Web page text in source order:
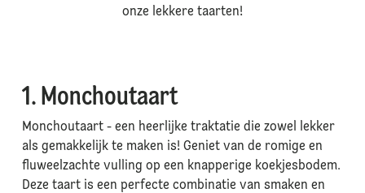
onze lekkere taarten!
1. ⁠Monchoutaart
Monchoutaart - een heerlijke traktatie die zowel lekker
als gemakkelijk te maken is! Geniet van de romige en
fluweelzachte vulling op een knapperige koekjesbodem.
Deze taart is een perfecte combinatie van smaken en